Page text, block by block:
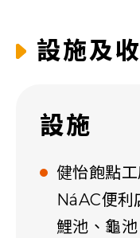
設施及
設施
健怡飽點
NáAC便利
鯉池、龜